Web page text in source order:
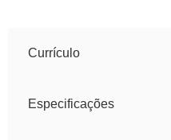
Currículo
Especificações